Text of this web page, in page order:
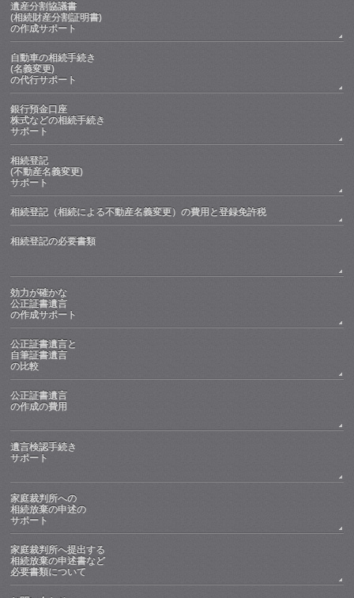
遺産分割協議書
(相続財産分割証明書)
の作成サポート
自動車の相続手続き
(名義変更)
の代行サポート
銀行預金口座
株式などの相続手続き
サポート
相続登記
(不動産名義変更)
サポート
相続登記（相続による不動産名義変更）の費用と登録免許税
相続登記の必要書類
効力が確かな
公正証書遺言
の作成サポート
公正証書遺言と
自筆証書遺言
の比較
公正証書遺言
の作成の費用
遺言検認手続き
サポート
家庭裁判所への
相続放棄の申述の
サポート
家庭裁判所へ提出する
相続放棄の申述書など
必要書類について